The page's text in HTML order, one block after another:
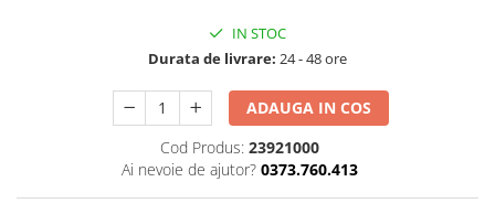
Panouri solare cu tuburi vidate
Panouri solare plane
Pachete complete panouri solare
IN STOC
Durata de livrare: 24 - 48 ore
ADAUGA IN COS
Cod Produs: 23921000
Ai nevoie de ajutor? 0373.760.413